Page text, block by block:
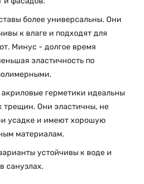
более универсальны. Они
к влаге и подходят для
Минус - долгое время
эластичность по
герметики идеальны
трещин. Они эластичны, не
усадке и имеют хорошую
материалам.
устойчивы к воде и
санузлах.